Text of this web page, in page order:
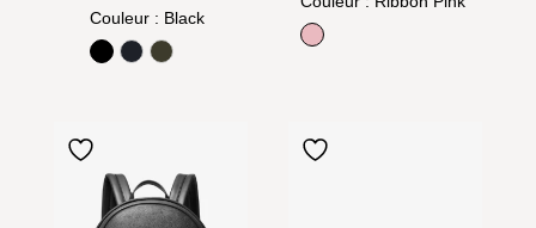
Couleur : Black
BlackOcean Blue
Olive
Ribbon Pink